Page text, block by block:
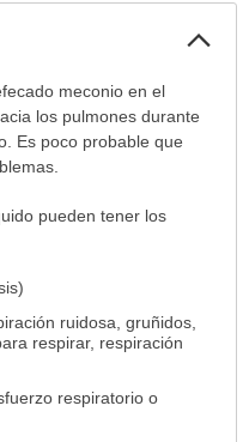
meconio en el
los pulmones durante
Es poco probable que
pueden tener los
ruidosa, gruñidos,
respirar, respiración
respiratorio o